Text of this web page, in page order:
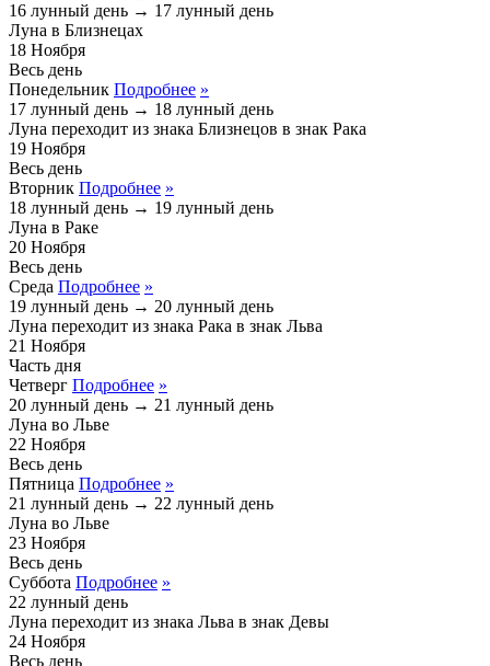
16 лунный день → 17 лунный день
Луна в Близнецах
18 Ноября
Весь день
Понедельник Подробнее »
17 лунный день → 18 лунный день
Луна переходит из знака Близнецов в знак Рака
19 Ноября
Весь день
Вторник Подробнее »
18 лунный день → 19 лунный день
Луна в Раке
20 Ноября
Весь день
Среда Подробнее »
19 лунный день → 20 лунный день
Луна переходит из знака Рака в знак Льва
21 Ноября
Часть дня
Четверг Подробнее »
20 лунный день → 21 лунный день
Луна во Льве
22 Ноября
Весь день
Пятница Подробнее »
21 лунный день → 22 лунный день
Луна во Льве
23 Ноября
Весь день
Суббота Подробнее »
22 лунный день
Луна переходит из знака Льва в знак Девы
24 Ноября
Весь день